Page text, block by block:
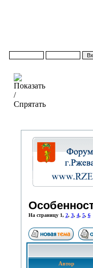
На страницу 1, 2, 3, 4, 5, 6
Автор